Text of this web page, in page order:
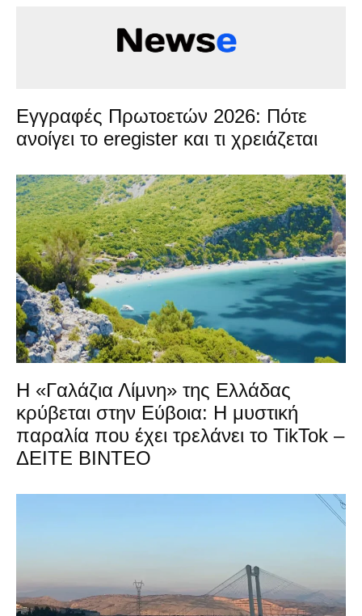
Εγγραφές Πρωτοετών 2026: Πότε
ανοίγει το eregister και τι χρειάζεται
Η «Γαλάζια Λίμνη» της Ελλάδας
κρύβεται στην Εύβοια: Η μυστική
παραλία που έχει τρελάνει το TikTok –
ΔΕΙΤΕ ΒΙΝΤΕΟ